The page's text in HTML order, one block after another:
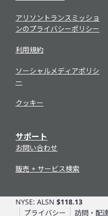
印刷版をかならず見つける
術出版物について詳しくは、
保証状況確認ツールでは、
スミッションの保証状況を
されたトランスミッション
現在、ウェブベーストレー
ミッション1000 Series™、
グについて詳しくは、こち
Allison ePubs
がオンライン形式で収録さ
操作、メンテナンス
サービスマニュアル
部品カタログ
データベースです。シリア
ユニット履歴
アリソントランスミッショ
ンのプライバシーポリシー
利用規約
ソーシャルメディアポリシ
ー
クッキー
サポート
お問い合わせ
販売 + サービス検索
NYSE: ALSN $118.13
プライバシー
訪問・配